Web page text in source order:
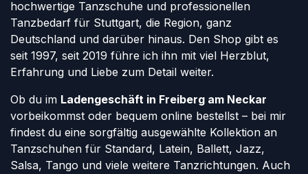
hochwertige Tanzschuhe und professionellen
Tanzbedarf für Stuttgart, die Region, ganz
Deutschland und darüber hinaus. Den Shop gibt es
seit 1997, seit 2019 führe ich ihn mit viel Herzblut,
Erfahrung und Liebe zum Detail weiter.
Ob du im Ladengeschäft in Freiberg am Neckar
vorbeikommst oder bequem online bestellst – bei mir
findest du eine sorgfältig ausgewählte Kollektion an
Tanzschuhen für Standard, Latein, Ballett, Jazz,
Salsa, Tango und viele weitere Tanzrichtungen. Auch